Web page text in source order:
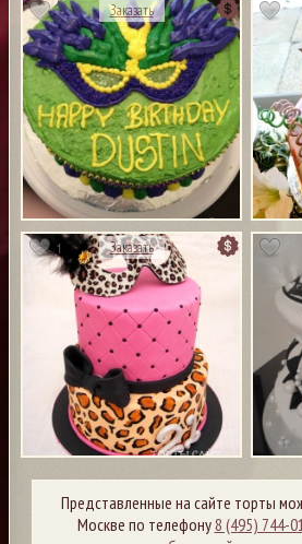
Заказать
1 Заказать
Представленные на сайте торты
Москве по телефону8 (495) 744-